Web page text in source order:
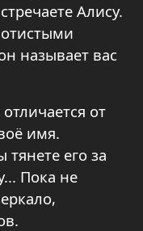
Алису.
называет вас
от
имя.
его за
Пока не